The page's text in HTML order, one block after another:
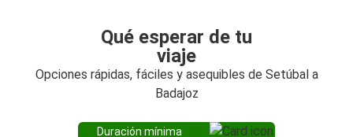
Qué esperar de tu
viaje
Opciones rápidas, fáciles y asequibles de Setúbal a
Badajoz
Duración mínima